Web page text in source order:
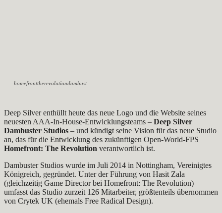
homefronttherevolutiondambust
Deep Silver enthüllt heute das neue Logo und die Website seines
neuesten AAA-In-House-Entwicklungsteams – Deep Silver
Dambuster Studios – und kündigt seine Vision für das neue Studio
an, das für die Entwicklung des zukünftigen Open-World-FPS
Homefront: The Revolution verantwortlich ist.
Dambuster Studios wurde im Juli 2014 in Nottingham, Vereinigtes
Königreich, gegründet. Unter der Führung von Hasit Zala
(gleichzeitig Game Director bei Homefront: The Revolution)
umfasst das Studio zurzeit 126 Mitarbeiter, größtenteils übernommen
von Crytek UK (ehemals Free Radical Design).